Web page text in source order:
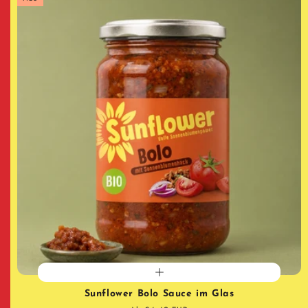
Sunflower Bolo Sauce im Glas